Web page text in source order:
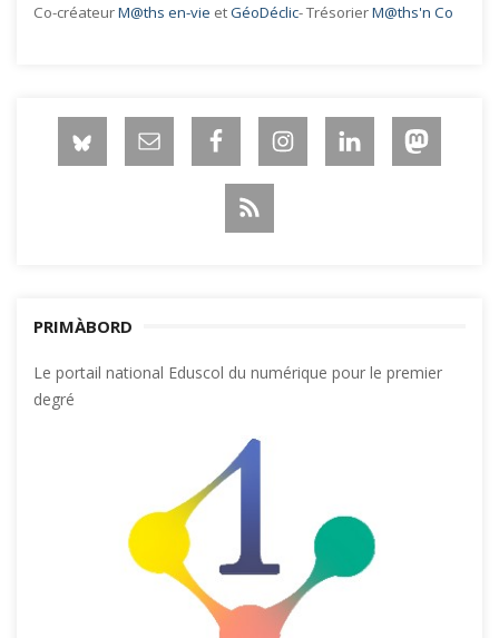
Co-créateurM@ths en-vie etGéoDéclic- TrésorierM@ths'n Co
PRIMÀBORD
Le portail national Eduscol du numérique pour le premier
degré